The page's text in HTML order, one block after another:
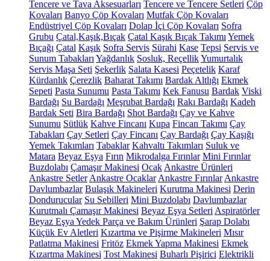
Tencere ve Tava Aksesuarları Tencere ve Tencere Setleri Çöp
Kovaları Banyo Çöp Kovaları Mutfak Çöp Kovaları
Endüstriyel Çöp Kovaları Dolap İçi Çöp Kovaları Sofra
Grubu Çatal,Kaşık,Bıçak Çatal Kaşık Bıçak Takımı Yemek
Bıçağı Çatal Kaşık Sofra Servis Sürahi Kase Tepsi Servis ve
Sunum Tabakları Yağdanlık Sosluk, ReçellikYumurtalık
Servis Maşa Seti Şekerlik Salata Kasesi Peçetelik Karaf
Kürdanlık Çerezlik Baharat Takımı Bardak Altlığı Ekmek
Sepeti Pasta Sunumu Pasta Takımı Kek Fanusu Bardak Viski
Bardağı Su Bardağı Meşrubat Bardağı Rakı Bardağı Kadeh
Bardak Seti Bira Bardağı Shot Bardağı Çay ve Kahve
Sunumu Sütlük Kahve Fincanı Kupa Fincan Takımı Çay
Tabakları Çay Setleri Çay Fincanı Çay Bardağı Çay Kaşığı
Yemek Takımları Tabaklar Kahvaltı Takımları Suluk ve
Matara Beyaz Eşya Fırın Mikrodalga Fırınlar Mini Fırınlar
Buzdolabı Çamaşır Makinesi Ocak Ankastre Ürünleri
Ankastre Setler Ankastre Ocaklar Ankastre Fırınlar Ankastre
Davlumbazlar Bulaşık Makineleri Kurutma Makinesi Derin
Dondurucular Su Sebilleri Mini Buzdolabı Davlumbazlar
Kurutmalı Çamaşır Makinesi Beyaz Eşya Setleri Aspiratörler
Beyaz Eşya Yedek Parça ve Bakım Ürünleri Şarap Dolabı
Küçük Ev Aletleri Kızartma ve Pişirme Makineleri Mısır
Patlatma Makinesi Fritöz Ekmek Yapma Makinesi Ekmek
Kızartma Makinesi Tost Makinesi Buharlı Pişirici Elektrikli